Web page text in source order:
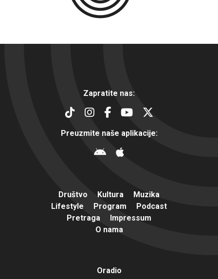
Zapratite nas:
Preuzmite naše aplikacije:
Društvo Kultura
Muzika
Lifestyle
Program
Podcast
Pretraga
Impressum
O nama
Oradio